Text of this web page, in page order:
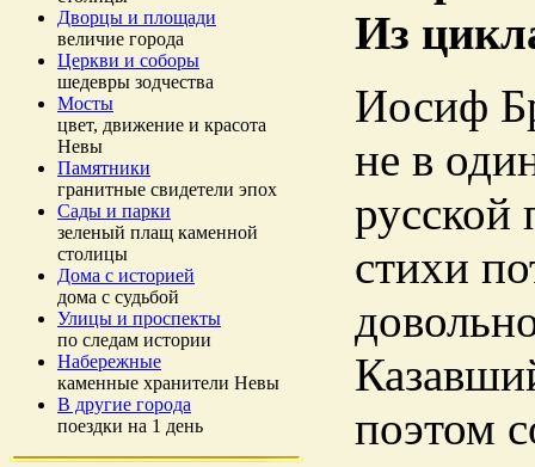
Дворцы и площади
величие города
Церкви и соборы
шедевры зодчества
Мосты
цвет, движение и красота
Невы
Памятники
гранитные свидетели эпох
Сады и парки
зеленый плащ каменной
столицы
Дома с историей
дома с судьбой
Улицы и проспекты
по следам истории
Набережные
каменные хранители Невы
В другие города
поездки на 1 день
Из
Иосиф
не в
стихи
поэтом